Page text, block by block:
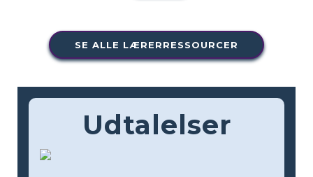
SE ALLE LÆRERRESSOURCER
Udtalelser